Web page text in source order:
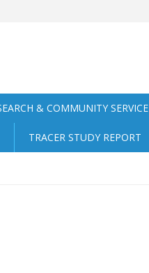
& COMMUNITY SERVICE
TRACER STUDY REPORT